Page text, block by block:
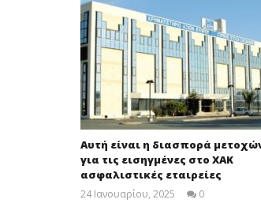
Αυτή είναι η διασπορά
για τις εισηγμένες στο ΧΑΚ
ασφαλιστικές εταιρείες
24 Ιανουαρίου, 2025
0